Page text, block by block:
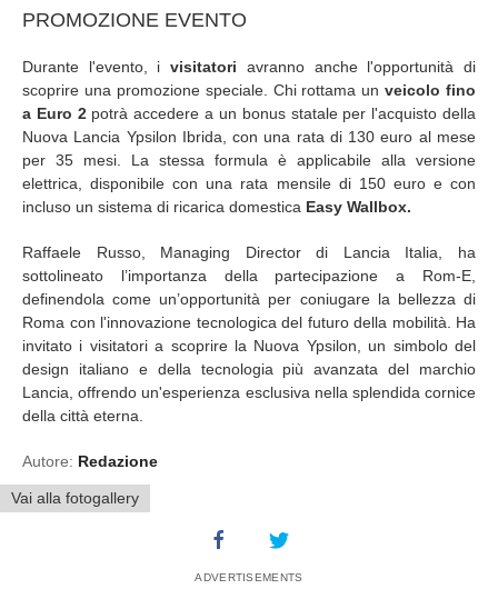
PROMOZIONE EVENTO
Durante l'evento, ivisitatori avranno anche l'opportunità di
scoprire una promozione speciale. Chi rottama unveicolo fino
a Euro 2 potrà accedere a un bonus statale per l'acquisto della
Nuova Lancia Ypsilon Ibrida, con una rata di 130 euro al mese
per 35 mesi. La stessa formula è applicabile alla versione
elettrica, disponibile con una rata mensile di 150 euro e con
incluso un sistema di ricarica domestica Easy Wallbox.
Raffaele Russo, Managing Director di Lancia Italia, ha
sottolineato l’importanza della partecipazione a Rom-E,
definendola come un’opportunità per coniugare la bellezza di
Roma con l'innovazione tecnologica del futuro della mobilità. Ha
invitato i visitatori a scoprire la Nuova Ypsilon, un simbolo del
design italiano e della tecnologia più avanzata del marchio
Lancia, offrendo un'esperienza esclusiva nella splendida cornice
della città eterna.
Autore: Redazione
Vai alla fotogallery